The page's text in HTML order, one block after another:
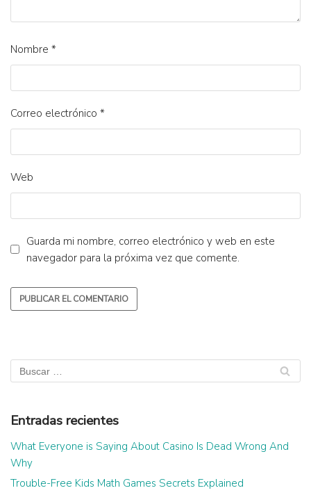
Nombre *
Correo electrónico *
Web
Guarda mi nombre, correo electrónico y web en este
navegador para la próxima vez que comente.
Entradas recientes
What Everyone is Saying About Casino Is Dead Wrong And
Why
Trouble-Free Kids Math Games Secrets Explained